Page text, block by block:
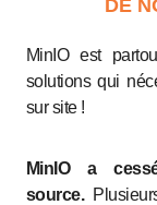
DE
MinIO est partout. Il a été embarqué dans toutes les
solutions qui
sur site !
MinIO a
source.